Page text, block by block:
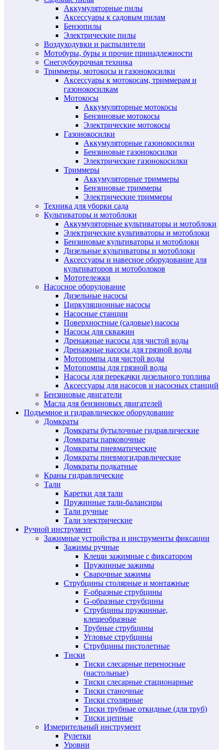
Аккумуляторные пилы
Аксессуары к садовым пилам
Бензопилы
Электрические пилы
Воздуходувки и распылители
Мотобуры, буры и прочие принадлежности
Снегоубоурочная техника
Триммеры, мотокосы и газонокосилки
Аксессуары к мотокосам, триммерам и
газонокосилкам
Мотокосы
Аккумуляторные мотокосы
Бензиновые мотокосы
Электрические мотокосы
Газонокосилки
Аккумуляторные газонокосилки
Бензиновые газонокосилки
Электрические газонокосилки
Триммеры
Аккумуляторные триммеры
Бензиновые триммеры
Электрические триммеры
Техника для уборки сада
Культиваторы и мотоблоки
Аккумуляторные культиваторы и мотоблоки
Электрические культиваторы и мотоблоки
Бензиновые культиваторы и мотоблоки
Дизельные культиваторы и мотоблоки
Аксессуары и навесное оборудование для
культиваторов и мотоболоков
Мототележки
Насосное оборудование
Дизельные насосы
Циркуляционные насосы
Насосные станции
Поверхностные (садовые) насосы
Насосы для скважин
Дренажные насосы для чистой воды
Дренажные насосы для грязной воды
Мотопомпы для чистой воды
Мотопомпы для грязной воды
Насосы для перекачки дизельного топлива
Аксессуары для насосов и насосных станций
Бензиновые двигатели
Масла для бензиновых двигателей
Подъемное и гидравлическое оборудование
Домкраты
Домкраты бутылочные гидравлические
Домкраты парковочные
Домкраты пневматические
Домкраты пневмогидравлические
Домкраты подкатные
Краны гидравлические
Тали
Каретки для тали
Пружинные тали-балансиры
Тали ручные
Тали электрические
Ручной инструмент
Зажимные устройства и инструменты фиксации
Зажимы ручные
Клещи зажимные с фиксатором
Пружинные зажимы
Сварочные зажимы
Струбцины столярные и монтажные
F-образные струбцины
G-образные струбцины
Струбцины пружинные,
клещеобразные
Трубные струбцины
Угловые струбцины
Струбцины пистолетные
Тиски
Тиски слесарные переносные
(настольные)
Тиски слесарные стационарные
Тиски станочные
Тиски столярные
Тиски трубные откидные (для труб)
Тиски цепные
Измерительный инструмент
Рулетки
Уровни